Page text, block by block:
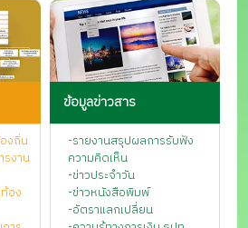
งถิ่น
งาน
อง
ข้อมูลข่าวสาร
-รายงานสรุปผลการรับฟัง
ความคิดเห็น
-ข่าวประจำวัน
-ข่าวหนังสือพิมพ์
-อัตราแลกเปลี่ยน